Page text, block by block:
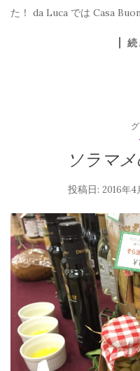
た！ da Luca では Casa
続
ソラマ
投稿日: 2016年4